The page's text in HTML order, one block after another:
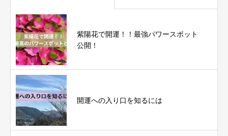
紫陽花で開運！！最強パワースポット
公開！
開運への入り口を知るには